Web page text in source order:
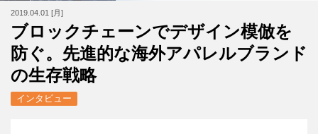
2019.04.01 [月]
ブロックチェーンでデザイン模倣を
防ぐ。先進的な海外アパレルブランド
の生存戦略
インタビュー